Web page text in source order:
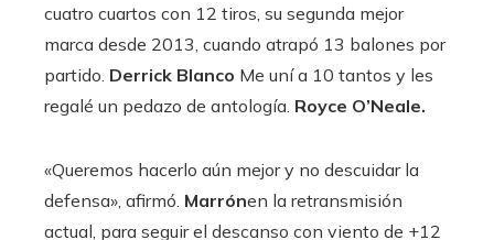
cuatro cuartos con 12 tiros, su segunda mejor
marca desde 2013, cuando atrapó 13 balones por
partido. Derrick Blanco Me uní a 10 tantos y les
regalé un pedazo de antología. Royce O’Neale.
«Queremos hacerlo aún mejor y no descuidar la
defensa», afirmó. Marrónen la retransmisión
actual, para seguir el descanso con viento de +12